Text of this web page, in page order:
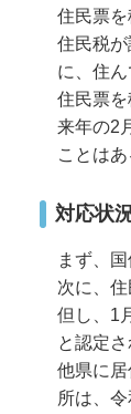
住民票
住民税
に、住
住民票
来年の2
ことは
対応状
まず、
次に、
但し、1
と認定
他県に
所は、